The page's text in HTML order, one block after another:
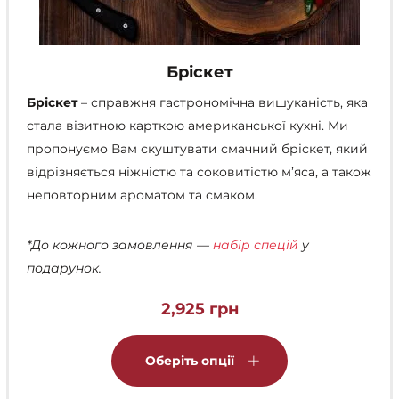
Бріскет
Бріскет– справжня гастрономічна вишуканість, яка
стала візитною карткою американської кухні. Ми
пропонуємо Вам скуштувати смачний бріскет, який
відрізняється ніжністю та соковитістю м’яса, а також
неповторним ароматом та смаком.
*До кожного замовлення — набір спецій у
подарунок.
2,925 грн
Оберіть опції